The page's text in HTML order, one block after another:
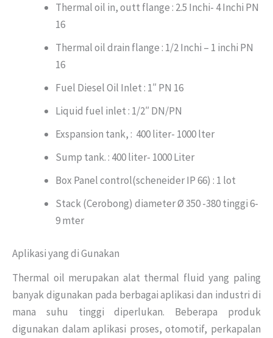
Thermal oil in, outt flange : 2.5 Inchi- 4 Inchi PN
16
Thermal oil drain flange : 1/2 Inchi – 1 inchi PN
16
Fuel Diesel Oil Inlet : 1″ PN 16
Liquid fuel inlet : 1/2″ DN/PN
Exspansion tank, : 400 liter- 1000 lter
Sump tank. : 400 liter- 1000 Liter
Box Panel control(scheneider IP 66) : 1 lot
Stack (Cerobong) diameter Ø 350 -380 tinggi 6-
9 mter
Aplikasi yang di Gunakan
Thermal oil merupakan alat thermal fluid yang paling
banyak digunakan pada berbagai aplikasi dan industri di
mana suhu tinggi diperlukan. Beberapa produk
digunakan dalam aplikasi proses, otomotif, perkapalan